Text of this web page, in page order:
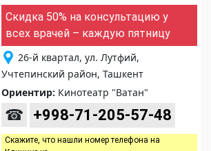
Скидка 50% на консультацию у
всех врачей – каждую пятницу
26-й квартал, ул. Лутфий,
Учтепинский район, Ташкент
Ориентир: Кинотеатр "Ватан"
☎ +998-71-205-57-48
Скажите, что нашли номер телефона на